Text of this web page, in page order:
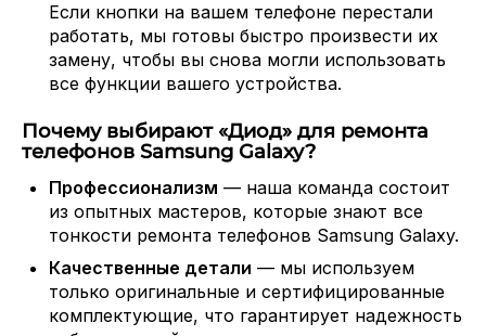
Если кнопки на вашем телефоне перестали
работать, мы готовы быстро произвести их
замену, чтобы вы снова могли использовать
все функции вашего устройства.
Почему выбирают «Диод» для ремонта
телефонов Samsung Galaxy?
Профессионализм — наша команда состоит
из опытных мастеров, которые знают все
тонкости ремонта телефонов Samsung Galaxy.
Качественные детали — мы используем
только оригинальные и сертифицированные
комплектующие, что гарантирует надежность